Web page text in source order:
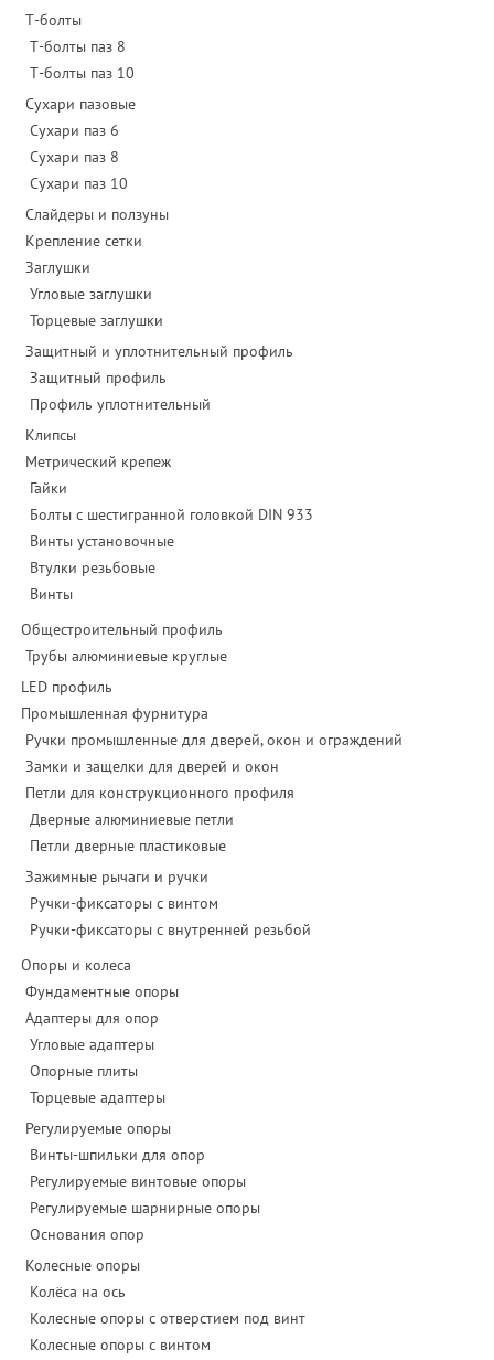
Т-болты
Т-болты паз 8
Т-болты паз 10
Сухари пазовые
Сухари паз 6
Сухари паз 8
Сухари паз 10
Слайдеры и ползуны
Крепление сетки
Заглушки
Угловые заглушки
Торцевые заглушки
Защитный и уплотнительный профиль
Защитный профиль
Профиль уплотнительный
Клипсы
Метрический крепеж
Гайки
Болты с шестигранной головкой DIN 933
Винты установочные
Втулки резьбовые
Винты
Общестроительный профиль
Трубы алюминиевые круглые
LED профиль
Промышленная фурнитура
Ручки промышленные для дверей, окон и ограждений
Замки и защелки для дверей и окон
Петли для конструкционного профиля
Дверные алюминиевые петли
Петли дверные пластиковые
Зажимные рычаги и ручки
Ручки-фиксаторы c винтом
Ручки-фиксаторы c внутренней резьбой
Опоры и колеса
Фундаментные опоры
Адаптеры для опор
Угловые адаптеры
Опорные плиты
Торцевые адаптеры
Регулируемые опоры
Винты-шпильки для опор
Регулируемые винтовые опоры
Регулируемые шарнирные опоры
Основания опор
Колесные опоры
Колёса на ось
Колесные опоры с отверстием под винт
Колесные опоры с винтом